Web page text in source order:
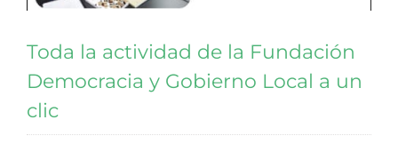
Toda la actividad de la Fundación
Democracia y Gobierno Local a un
clic